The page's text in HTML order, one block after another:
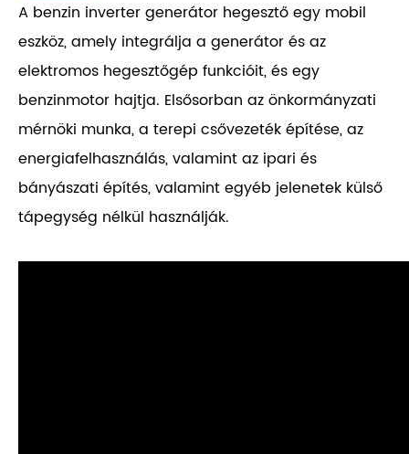
A benzin inverter generátor hegesztő egy mobil
eszköz, amely integrálja a generátor és az
elektromos hegesztőgép funkcióit, és egy
benzinmotor hajtja. Elsősorban az önkormányzati
mérnöki munka, a terepi csővezeték építése, az
energiafelhasználás, valamint az ipari és
bányászati ​​építés, valamint egyéb jelenetek külső
tápegység nélkül használják.